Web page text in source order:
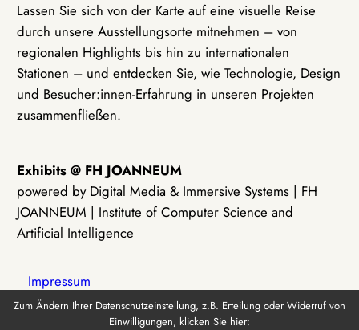
Lassen Sie sich von der Karte auf eine visuelle Reise
durch unsere Ausstellungsorte mitnehmen – von
regionalen Highlights bis hin zu internationalen
Stationen – und entdecken Sie, wie Technologie, Design
und Besucher:innen-Erfahrung in unseren Projekten
zusammenfließen.
Exhibits @ FH JOANNEUM
powered by Digital Media & Immersive Systems | FH
JOANNEUM | Institute of Computer Science and
Artificial Intelligence
Impressum
Zum Ändern Ihrer Datenschutzeinstellung, z.B. Erteilung oder Widerruf von
Einwilligungen, klicken Sie hier: